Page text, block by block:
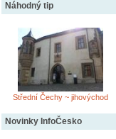
Náhodný tip
Střední Čechy ~ jihovýchod
Novinky InfoČesko